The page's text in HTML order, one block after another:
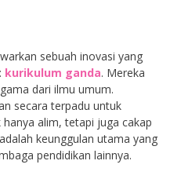
sebuah inovasi yang
kurikulum ganda. Mereka
dari ilmu umum.
secara terpadu untuk
alim, tetapi juga cakap
keunggulan utama yang
pendidikan lainnya.